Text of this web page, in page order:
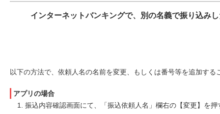
インターネットバンキングで、別の名義で振り込み
以下の方法で、依頼人名の名前を変更、もしくは番号等を追加する
アプリの場合
振込内容確認画面にて、「振込依頼人名」欄右の【変更】を押